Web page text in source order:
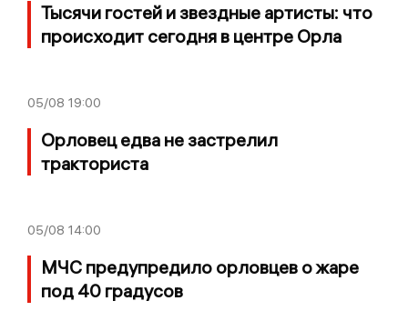
Тысячи гостей и звездные артисты: что
происходит сегодня в центре Орла
05/08 19:00
Орловец едва не застрелил
тракториста
05/08 14:00
МЧС предупредило орловцев о жаре
под 40 градусов